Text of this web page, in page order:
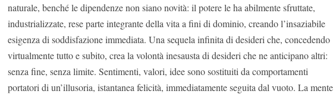
naturale, benché le dipendenze non siano novità: il potere le ha abilmente sfruttate,
industrializzate, rese parte integrante della vita a fini di dominio, creando l’insaziabile
esigenza di soddisfazione immediata. Una sequela infinita di desideri che, concedendo
virtualmente tutto e subito, crea la volontà inesausta di desideri che ne anticipano altri:
senza fine, senza limite. Sentimenti, valori, idee sono sostituiti da comportamenti
portatori di un’illusoria, istantanea felicità, immediatamente seguita dal vuoto. La mente